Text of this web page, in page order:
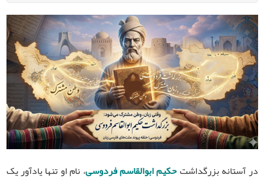
در آستانه بزرگداشتحکیم ابوالقاسم فردوسی، نام او تنها یادآور یک